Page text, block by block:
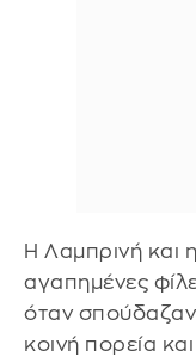
Η Λαμπρινή και
αγαπημένες
όταν σπούδαζαν
κοινή πορεία